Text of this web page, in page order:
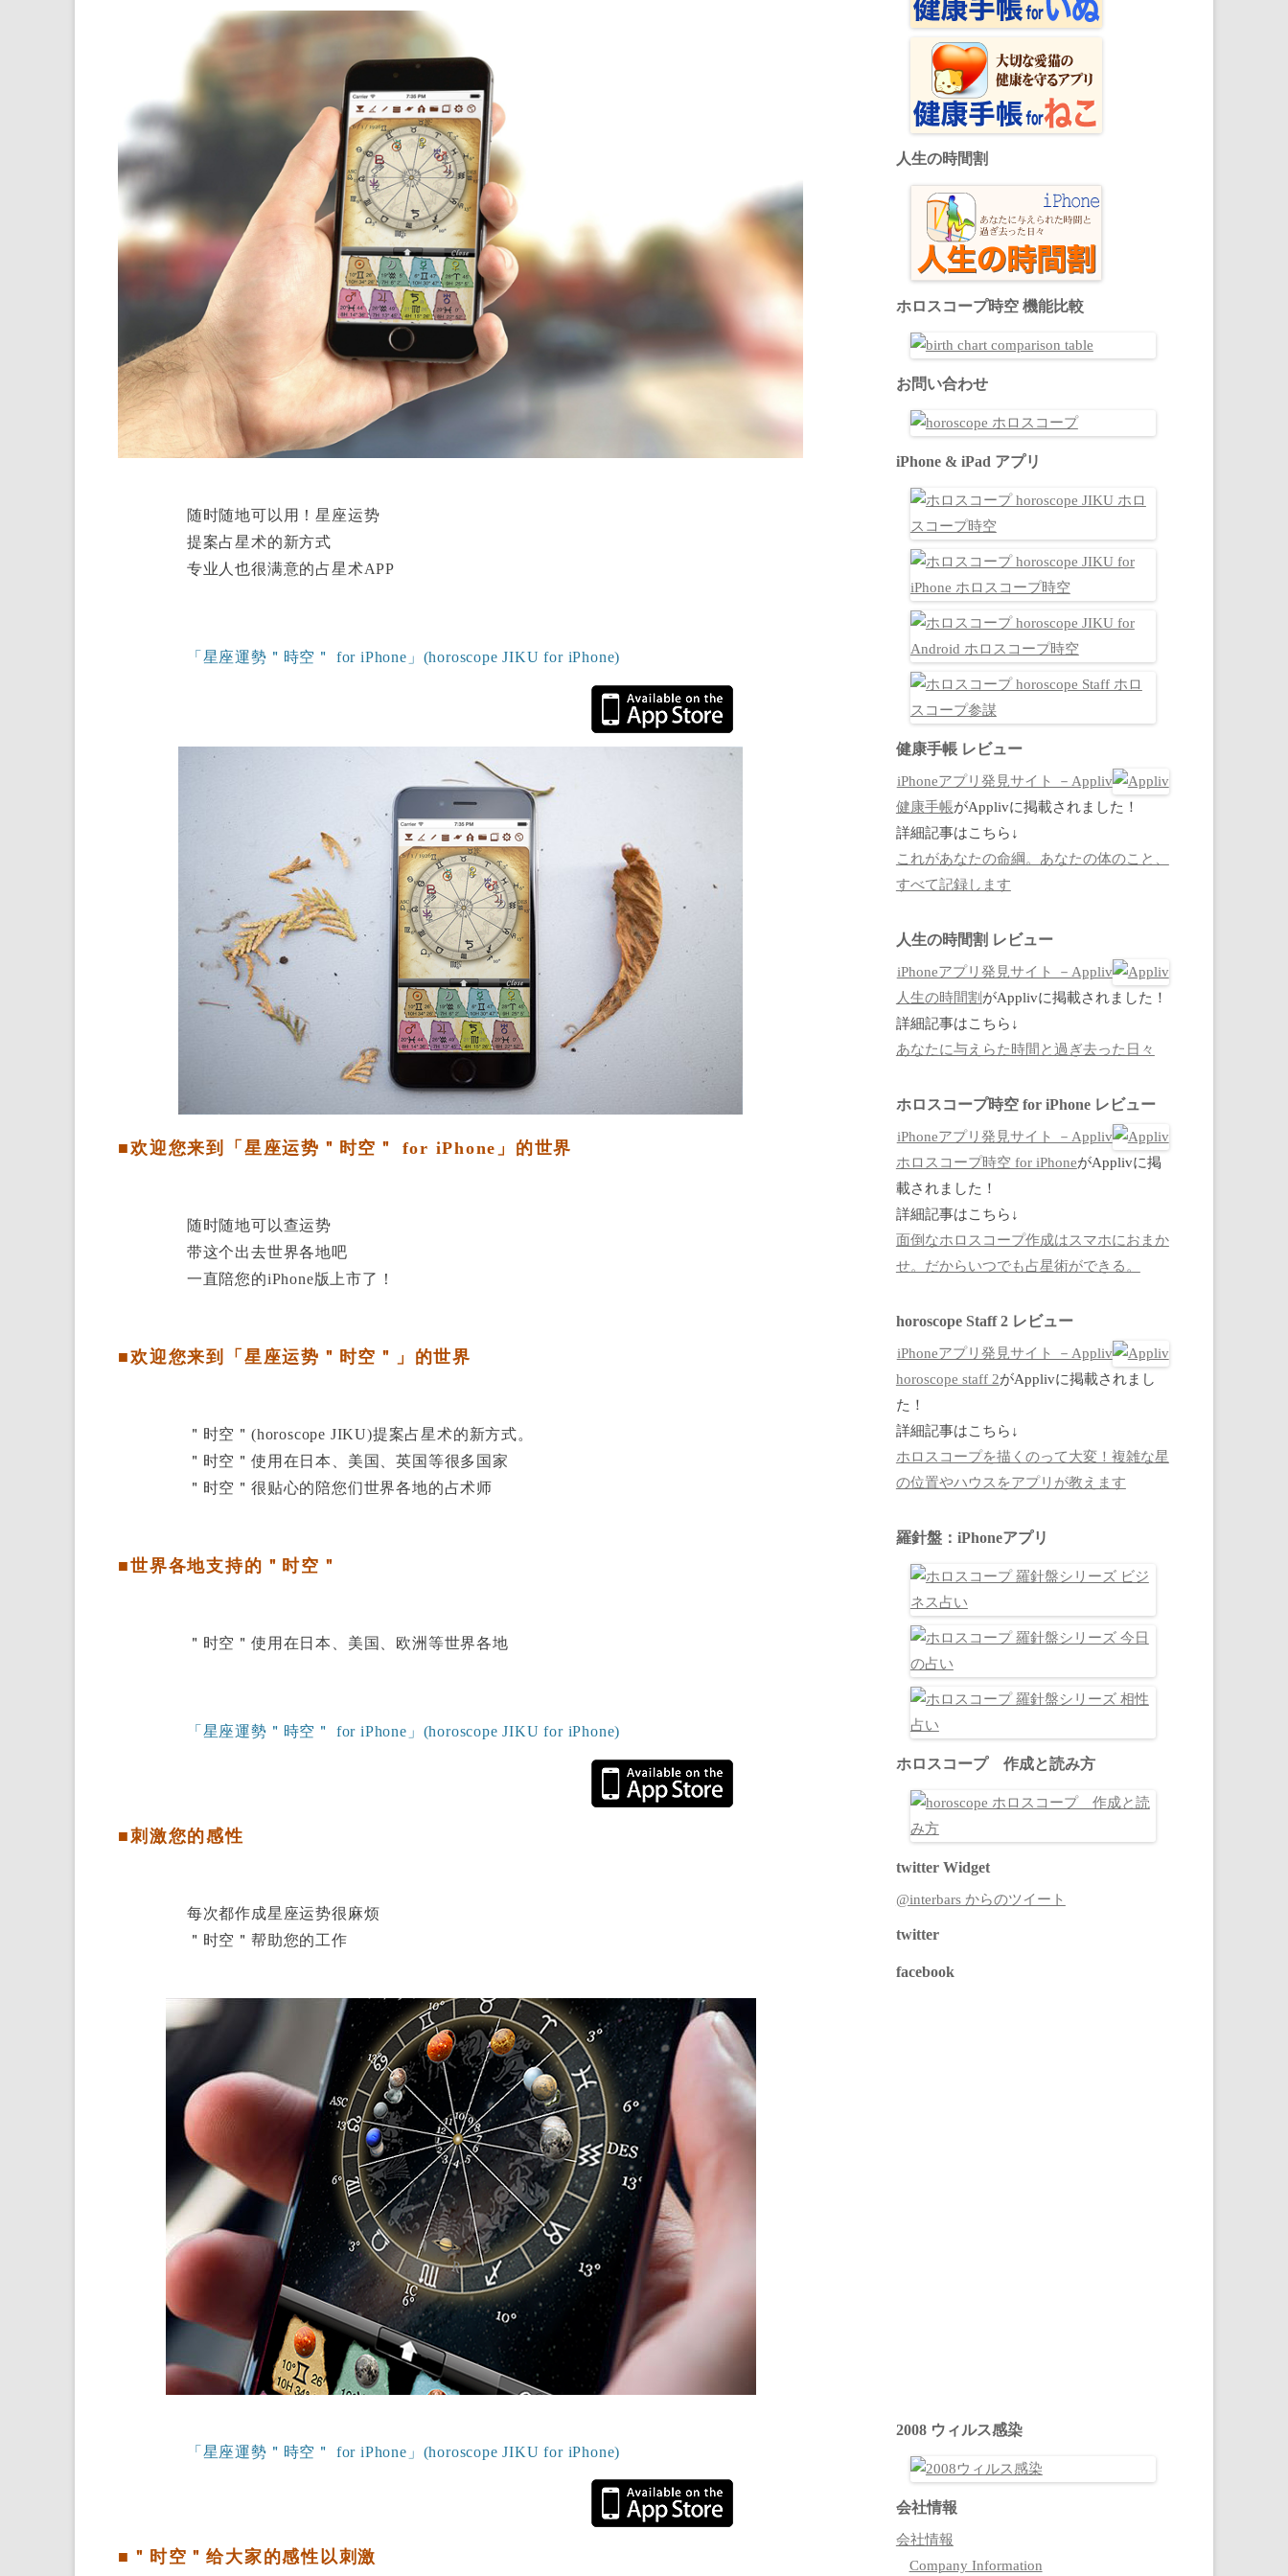
随时随地可以用！星座运势
提案占星术的新方式
专业人也很满意的占星术APP
「星座運勢＂時空＂ for iPhone」(horoscope JIKU for iPhone)
■欢迎您来到「星座运势＂时空＂ for iPhone」的世界
随时随地可以查运势
带这个出去世界各地吧
一直陪您的iPhone版上市了！
■欢迎您来到「星座运势＂时空＂」的世界
＂时空＂(horoscope JIKU)提案占星术的新方式。
＂时空＂使用在日本、美国、英国等很多国家
＂时空＂很贴心的陪您们世界各地的占术师
■世界各地支持的＂时空＂
＂时空＂使用在日本、美国、欧洲等世界各地
「星座運勢＂時空＂ for iPhone」(horoscope JIKU for iPhone)
■刺激您的感性
每次都作成星座运势很麻烦
＂时空＂帮助您的工作
「星座運勢＂時空＂ for iPhone」(horoscope JIKU for iPhone)
■＂时空＂给大家的感性以刺激
人生の時間割
ホロスコープ時空 機能比較
お問い合わせ
iPhone & iPad アプリ
健康手帳 レビュー
iPhoneアプリ発見サイト －Appliv
健康手帳がApplivに掲載されました！
詳細記事はこちら↓
これがあなたの命綱。あなたの体のこと、
すべて記録します
人生の時間割 レビュー
iPhoneアプリ発見サイト －Appliv
人生の時間割 がApplivに掲載されました！
詳細記事はこちら↓
あなたに与えらた時間と過ぎ去った日々
ホロスコープ時空 for iPhone レビュー
iPhoneアプリ発見サイト －Appliv
ホロスコープ時空 for iPhoneがApplivに掲
載されました！
詳細記事はこちら↓
面倒なホロスコープ作成はスマホにおまか
せ。だからいつでも占星術ができる。
horoscope Staff 2 レビュー
iPhoneアプリ発見サイト －Appliv
horoscope staff 2がApplivに掲載されまし
た！
詳細記事はこちら↓
ホロスコープを描くのって大変！複雑な星
の位置やハウスをアプリが教えます
羅針盤：iPhoneアプリ
ホロスコープ 作成と読み方
twitter Widget
@interbars からのツイート
twitter
facebook
2008 ウィルス感染
会社情報
会社情報
Company Information